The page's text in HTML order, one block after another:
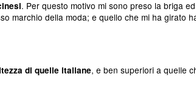
. Per questo motivo mi sono preso la briga
marchio della moda; e quello che mi ha girato
di quelle italiane, e ben superiori a quelle